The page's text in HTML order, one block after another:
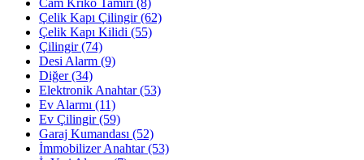
Çelik Kapı Çilingir(62)
Çelik Kapı Kilidi (55)
Çilingir(74)
Desi Alarm (9)
Diğer(34)
Elektronik Anahtar(53)
Ev Alarmı (11)
Ev Çilingir(59)
Garaj Kumandası (52)
İmmobilizer Anahtar(53)